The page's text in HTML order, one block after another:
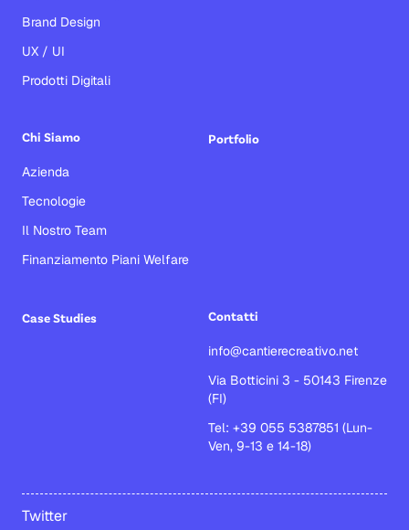
Brand Design
UX / UI
Prodotti Digitali
Chi Siamo
Azienda
Tecnologie
Il Nostro Team
Finanziamento Piani Welfare
Portfolio
Case Studies Contatti
info@cantierecreativo.net
Via Botticini 3 - 50143 Firenze
(FI)
Tel: +39 055 5387851 (Lun-
Ven, 9-13 e 14-18)
Twitter